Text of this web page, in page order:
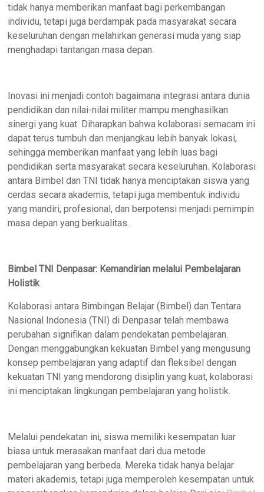
tidak hanya memberikan manfaat bagi perkembangan
individu, tetapi juga berdampak pada masyarakat secara
keseluruhan dengan melahirkan generasi muda yang siap
menghadapi tantangan masa depan.
Inovasi ini menjadi contoh bagaimana integrasi antara dunia
pendidikan dan nilai-nilai militer mampu menghasilkan
sinergi yang kuat. Diharapkan bahwa kolaborasi semacam ini
dapat terus tumbuh dan menjangkau lebih banyak lokasi,
sehingga memberikan manfaat yang lebih luas bagi
pendidikan serta masyarakat secara keseluruhan. Kolaborasi
antara Bimbel dan TNI tidak hanya menciptakan siswa yang
cerdas secara akademis, tetapi juga membentuk individu
yang mandiri, profesional, dan berpotensi menjadi pemimpin
masa depan yang berkualitas.
Bimbel TNI Denpasar: Kemandirian melalui Pembelajaran
Holistik
Kolaborasi antara Bimbingan Belajar (Bimbel) dan Tentara
Nasional Indonesia (TNI) di Denpasar telah membawa
perubahan signifikan dalam pendekatan pembelajaran.
Dengan menggabungkan kekuatan Bimbel yang mengusung
konsep pembelajaran yang adaptif dan fleksibel dengan
kekuatan TNI yang mendorong disiplin yang kuat, kolaborasi
ini menciptakan lingkungan pembelajaran yang holistik.
Melalui pendekatan ini, siswa memiliki kesempatan luar
biasa untuk merasakan manfaat dari dua metode
pembelajaran yang berbeda. Mereka tidak hanya belajar
materi akademis, tetapi juga memperoleh kesempatan untuk